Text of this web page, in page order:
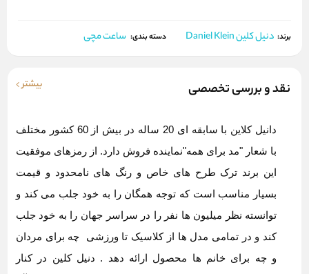
برند: دنیل کلین Daniel Klein دسته بندی: ساعت مچی
نقد و بررسی تخصصی بیشتر
دانیل کلاین
با سابقه ای 20 ساله در بیش از 60 کشور مختلف
با شعار "مد برای همه"نماینده فروش دارد. از رمزهای موفقیت
این برند ترک طرح های خاص و رنگ های نامحدود و قیمت
بسیار مناسب است که توجه همگان را به خود جلب می کند و
توانسته نظر میلیون ها نفر را در سراسر جهان را به خود جلب
کند و در تمامی مدل ها از کلاسیک تا ورزشی چه برای مردان
و چه برای خانم ها محصول ارائه دهد . دنیل کلین در کنار